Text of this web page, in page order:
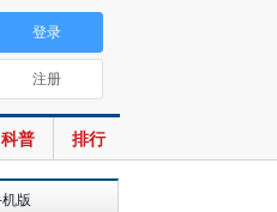
科普 排行
登录
注册
版